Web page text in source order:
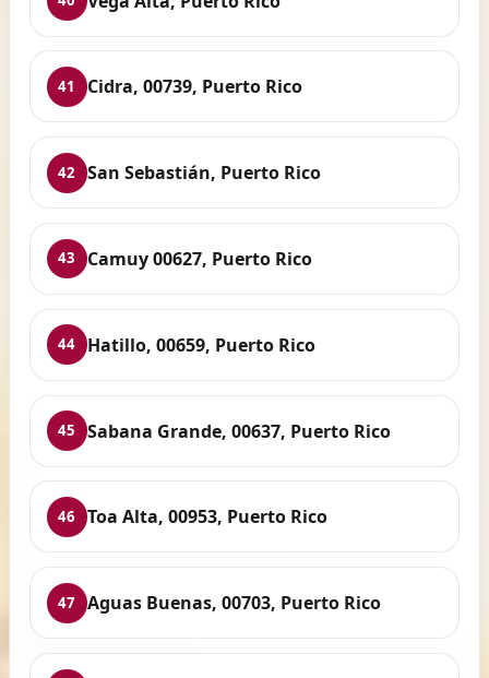
41 Cidra, 00739, Puerto Rico
42 San Sebastián, Puerto Rico
43 Camuy 00627, Puerto Rico
44 Hatillo, 00659, Puerto Rico
45 Sabana Grande, 00637, Puerto Rico
46 Toa Alta, 00953, Puerto Rico
47 Aguas Buenas, 00703, Puerto Rico